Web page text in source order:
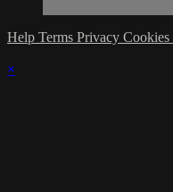
Help Terms Privacy Cookies
×